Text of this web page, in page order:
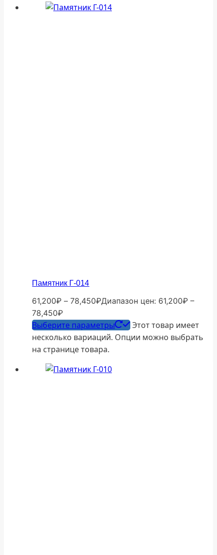
Памятник Г-014
61,200₽ – 78,450₽Диапазон цен: 61,200₽ –
78,450₽
Выберите параметры
Этот товар имеет
несколько вариаций. Опции можно выбрать
на странице товара.